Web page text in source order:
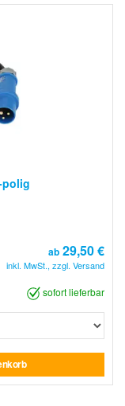
polig
ab 29,50 €
inkl. MwSt., zzgl. Versand
sofort lieferbar